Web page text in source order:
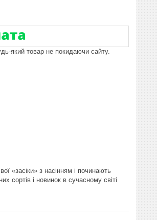
який товар не покидаючи сайту.
«засіки» з насінням і починають
сортів і новинок в сучасному світі